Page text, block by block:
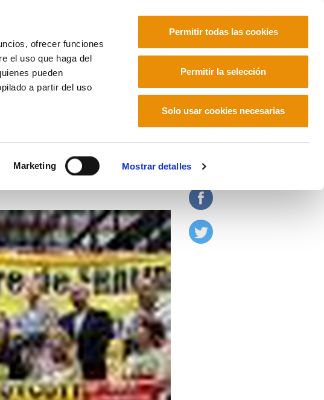
ofrecer funciones
el uso que haga del
pueden
a partir del uso
Marketing Mostrar detalles
Permitir todas las cookies
Permitir la selección
Solo usar cookies necesarias